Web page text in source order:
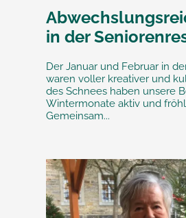
in der
Der Januar und Februar in
waren voller kreativer und
des Schnees haben unsere
Wintermonate aktiv und
Gemeinsam...